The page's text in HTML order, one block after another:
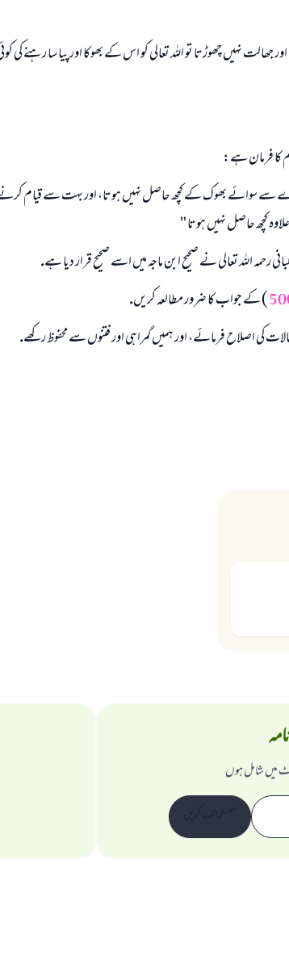
جھالت نہيں چھوڑتا تو اللہ تعالى كو اس كے بھوكا اور پياسا رہنے كى
كا فرمان ہے:
سوائے بھوك كے كچھ حاصل نہيں ہوتا، اور بہت سے قيام
كچھ حاصل نہيں ہوتا "
) كے جواب كا ضرور مطالعہ كريں.
كى اصلاح فرمائے، اور ہميں گمراہى اور فتنوں سے محفوظ ركھے.
میں شامل ہوں